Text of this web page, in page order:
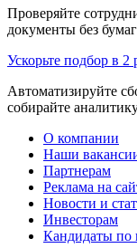
Проверяйте
документы без
Ускорьте подбор в 2
Автоматизируйте
собирайте
О компании
Наши
Партнерам
Реклама на
Новости и
Инвесторам
Кандидаты по